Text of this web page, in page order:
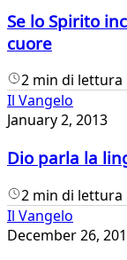
Se lo Spirito
cuore
2 min di lettura
Il Vangelo
January 2, 2013
Dio parla la
2 min di lettura
Il Vangelo
December 26,